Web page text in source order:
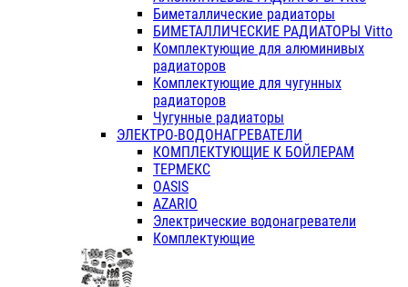
Биметаллические радиаторы
БИМЕТАЛЛИЧЕСКИЕ РАДИАТОРЫ Vitto
Комплектующие для алюминивых
радиаторов
Комплектующие для чугунных
радиаторов
Чугунные радиаторы
ЭЛЕКТРО-ВОДОНАГРЕВАТЕЛИ
КОМПЛЕКТУЮЩИЕ К БОЙЛЕРАМ
ТЕРМЕКС
OASIS
AZARIO
Электрические водонагреватели
Комплектующие